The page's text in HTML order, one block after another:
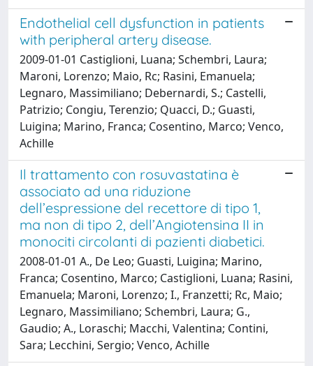
Endothelial cell dysfunction in patients
with peripheral artery disease.
2009-01-01 Castiglioni, Luana; Schembri, Laura;
Maroni, Lorenzo; Maio, Rc; Rasini, Emanuela;
Legnaro, Massimiliano; Debernardi, S.; Castelli,
Patrizio; Congiu, Terenzio; Quacci, D.; Guasti,
Luigina; Marino, Franca; Cosentino, Marco; Venco,
Achille
Il trattamento con rosuvastatina è
associato ad una riduzione
dell’espressione del recettore di tipo 1,
ma non di tipo 2, dell’Angiotensina II in
monociti circolanti di pazienti diabetici.
2008-01-01 A., De Leo; Guasti, Luigina; Marino,
Franca; Cosentino, Marco; Castiglioni, Luana; Rasini,
Emanuela; Maroni, Lorenzo; I., Franzetti; Rc, Maio;
Legnaro, Massimiliano; Schembri, Laura; G.,
Gaudio; A., Loraschi; Macchi, Valentina; Contini,
Sara; Lecchini, Sergio; Venco, Achille